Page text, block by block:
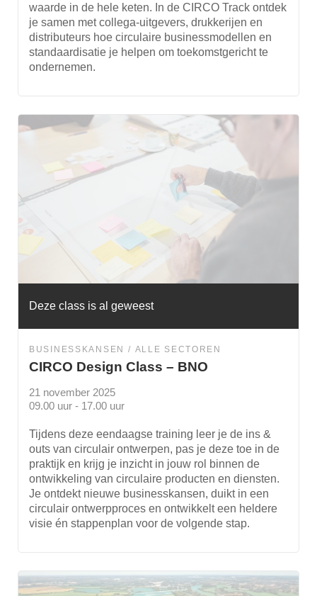
waarde in de hele keten. In de CIRCO Track ontdek
je samen met collega-uitgevers, drukkerijen en
distributeurs hoe circulaire businessmodellen en
standaardisatie je helpen om toekomstgericht te
ondernemen.
Deze class is al geweest
BUSINESSKANSEN ALLE SECTOREN
CIRCO Design Class – BNO
21 november 2025
09.00 uur - 17.00 uur
Tijdens deze eendaagse training leer je de ins &
outs van circulair ontwerpen, pas je deze toe in de
praktijk en krijg je inzicht in jouw rol binnen de
ontwikkeling van circulaire producten en diensten.
Je ontdekt nieuwe businesskansen, duikt in een
circulair ontwerpproces en ontwikkelt een heldere
visie én stappenplan voor de volgende stap.